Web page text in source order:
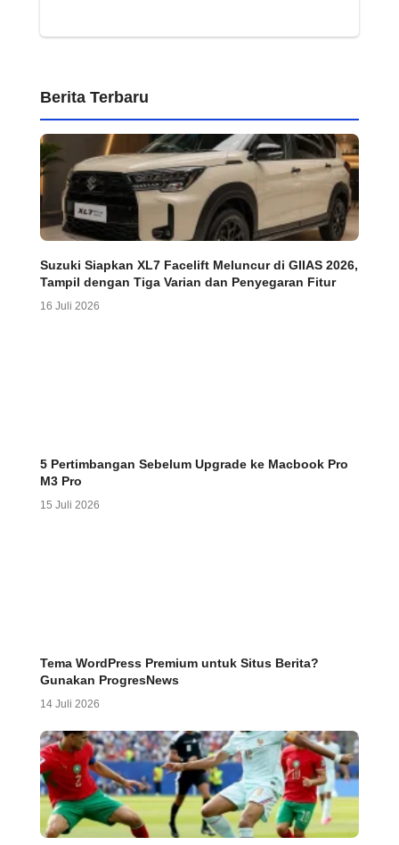
Berita Terbaru
Suzuki Siapkan XL7 Facelift Meluncur di GIIAS 2026,
Tampil dengan Tiga Varian dan Penyegaran Fitur
16 Juli 2026
5 Pertimbangan Sebelum Upgrade ke Macbook Pro
M3 Pro
15 Juli 2026
Tema WordPress Premium untuk Situs Berita?
Gunakan ProgresNews
14 Juli 2026